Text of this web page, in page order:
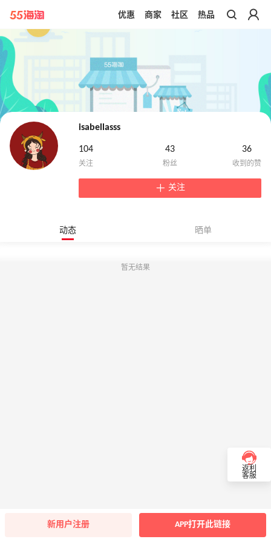
带你去官网买正品
优惠 商家 社区 热品
isabellasss
104 43 36
关注
动态 晒单
暂无结果
返利
客服
新用户注册 APP打开此链接